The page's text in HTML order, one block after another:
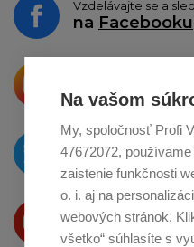
Na vašom
My, spoločnosť Profi
47672072,
zaistenie funkčnosti
o. i. aj na
webových stránok.
všetko“ súhlasíte s
Vzdelávajte se a
na Facebooku
o zdieľanie na
O novinkách píšeme
naTwitteri
Produkty Vám
na Youtube